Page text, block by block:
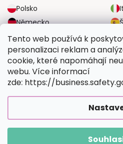
Tento web používá k
personalizaci reklam a
cookie, které napomáhají
webu. Více informací
zde: https://
Polsko
Německo
Velká Británie
SPOLEHLIVÉ MOŽNOSTI DOPRAVY
BEZPEČNÉ MOŽNOSTI PLATBY
Vymalujsisam.cz.